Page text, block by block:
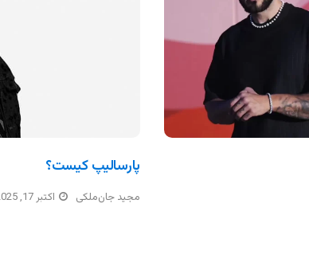
پارسالیپ کیست؟
مجید جان‌ملکی اکتبر 17, 2025